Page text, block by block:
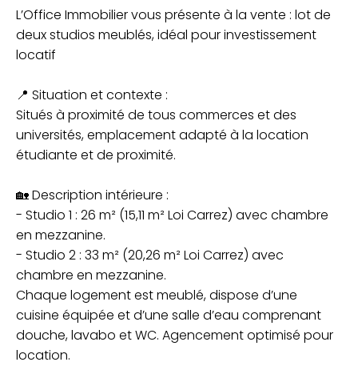
L’Office Immobilier vous présente à la vente : lot de
deux studios meublés, idéal pour investissement
locatif
📍 Situation et contexte :
Situés à proximité de tous commerces et des
universités, emplacement adapté à la location
étudiante et de proximité.
🏡 Description intérieure :
- Studio 1 : 26 m² (15,11 m² Loi Carrez) avec chambre
en mezzanine.
- Studio 2 : 33 m² (20,26 m² Loi Carrez) avec
chambre en mezzanine.
Chaque logement est meublé, dispose d’une
cuisine équipée et d’une salle d’eau comprenant
douche, lavabo et WC. Agencement optimisé pour
location.